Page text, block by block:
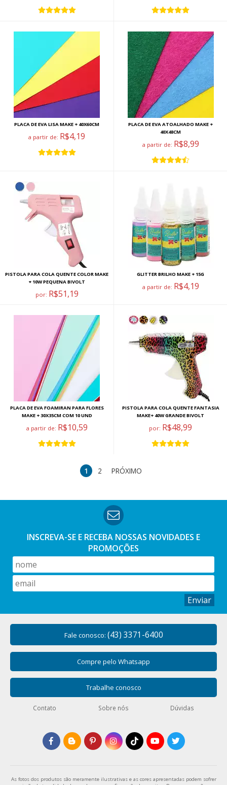
PLACA DE EVA LISA MAKE + 40X60CM
a partir de: R$4,19
PLACA DE EVA ATOALHADO MAKE +
40X48CM
a partir de: R$8,99
PISTOLA PARA COLA QUENTE COLOR MAKE
+ 10W PEQUENA BIVOLT
por: R$51,19
GLITTER BRILHO MAKE + 15G
a partir de: R$4,19
PLACA DE EVA FOAMIRAN PARA FLORES
MAKE + 30X35CM COM 10 UND
a partir de: R$10,59
PISTOLA PARA COLA QUENTE FANTASIA
MAKE+ 40W GRANDE BIVOLT
por: R$48,99
1 2 PRÓXIMO
INSCREVA-SE E RECEBA NOSSAS NOVIDADES E
PROMOÇÕES
Enviar
Fale conosco: (43) 3371-6400
Compre pelo Whatsapp
Trabalhe conosco
Contato Sobre nós Dúvidas
As fotos dos produtos são meramente ilustrativas e as cores apresentadas podem sofrer